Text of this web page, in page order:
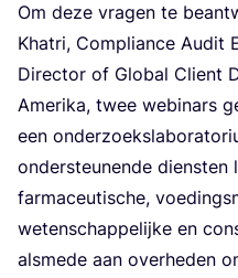
Om deze vra­gen te
Khat­ri, Com­pli­an­ce Audit
Direc­tor of Glo­bal Client
Ame­ri­ka, twee webinars
een
onder­steu­nen­de dien­sten
far­ma­ceu­ti­sche,
weten­schap­pe­lij­ke en
als­me­de aan over­he­den